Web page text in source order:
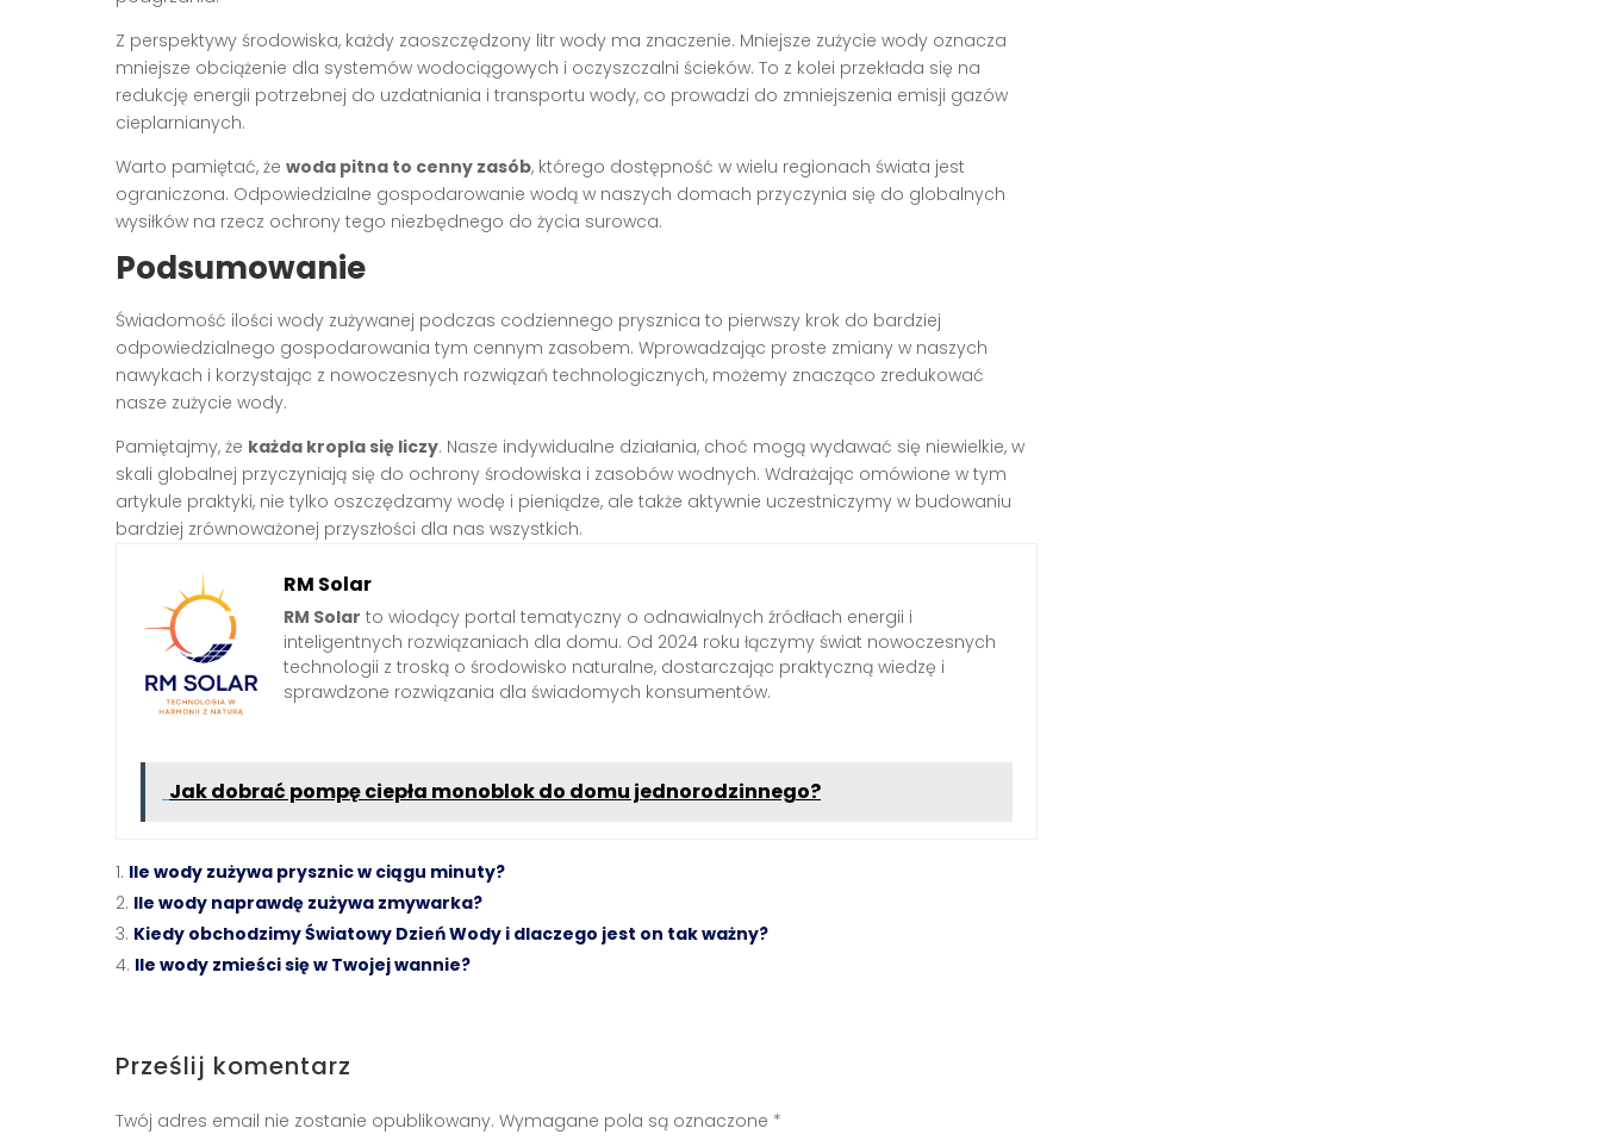
Z perspektywy środowiska, każdy zaoszczędzony litr wody ma znaczenie. Mniejsze zużycie wody oznacza
mniejsze obciążenie dla systemów wodociągowych i oczyszczalni ścieków. To z kolei przekłada się na
redukcję energii potrzebnej do uzdatniania i transportu wody, co prowadzi do zmniejszenia emisji gazów
cieplarnianych.
Warto pamiętać, że woda pitna to cenny zasób, którego dostępność w wielu regionach świata jest
ograniczona. Odpowiedzialne gospodarowanie wodą w naszych domach przyczynia się do globalnych
wysiłków na rzecz ochrony tego niezbędnego do życia surowca.
Podsumowanie
Świadomość ilości wody zużywanej podczas codziennego prysznica to pierwszy krok do bardziej
odpowiedzialnego gospodarowania tym cennym zasobem. Wprowadzając proste zmiany w naszych
nawykach i korzystając z nowoczesnych rozwiązań technologicznych, możemy znacząco zredukować
nasze zużycie wody.
Pamiętajmy, że każda kropla się liczy. Nasze indywidualne działania, choć mogą wydawać się niewielkie, w
skali globalnej przyczyniają się do ochrony środowiska i zasobów wodnych. Wdrażając omówione w tym
artykule praktyki, nie tylko oszczędzamy wodę i pieniądze, ale także aktywnie uczestniczymy w budowaniu
bardziej zrównoważonej przyszłości dla nas wszystkich.
RM Solar
RM Solar to wiodący portal tematyczny o odnawialnych źródłach energii i
inteligentnych rozwiązaniach dla domu. Od 2024 roku łączymy świat nowoczesnych
technologii z troską o środowisko naturalne, dostarczając praktyczną wiedzę i
sprawdzone rozwiązania dla świadomych konsumentów.
Jak dobrać pompę ciepła monoblok do domu jednorodzinnego?
Ile wody zużywa prysznic w ciągu minuty?
Ile wody naprawdę zużywa zmywarka?
Kiedy obchodzimy Światowy Dzień Wody i dlaczego jest on tak ważny?
Ile wody zmieści się w Twojej wannie?
Prześlij komentarz
Twój adres email nie zostanie opublikowany. Wymagane pola są oznaczone *